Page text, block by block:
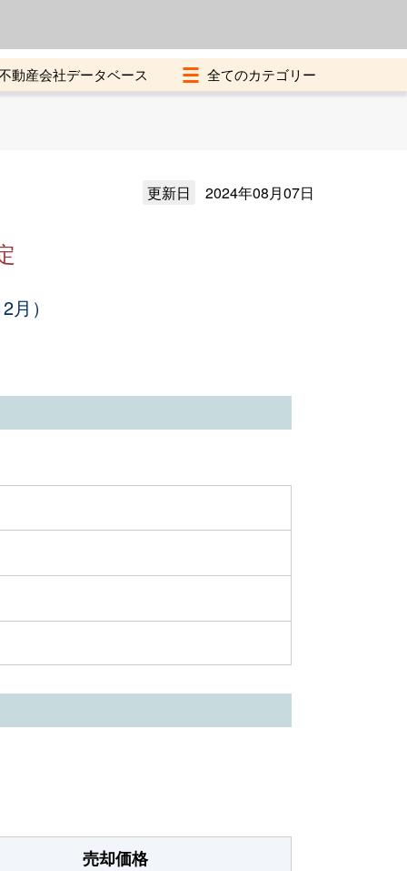
動産会社データベース
更新日 2024年08月07日
）
売却価格